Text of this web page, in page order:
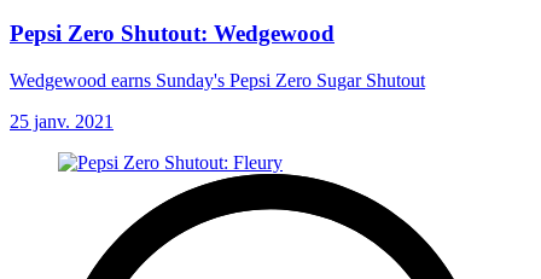
Pepsi Zero Shutout: Wedgewood
Wedgewood earns Sunday's Pepsi Zero Sugar Shutout
25 janv. 2021